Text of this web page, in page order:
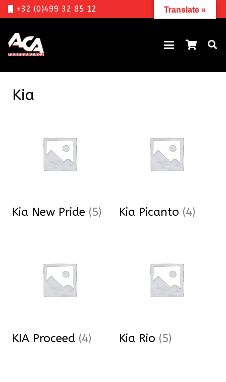
+32 (0)499 32 85 12
Kia
Kia New Pride (5) Kia Picanto (4)
KIA Proceed (4) Kia Rio (5)
Translate »